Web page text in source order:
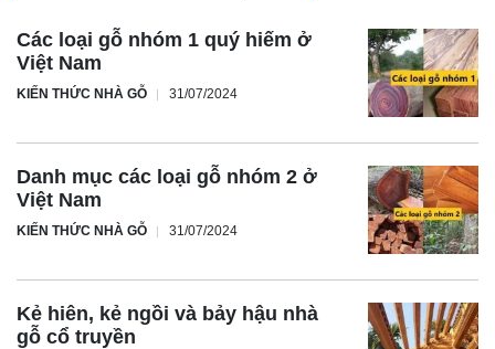
Các loại gỗ nhóm 1 quý hiếm ở
Việt Nam
KIẾN THỨC NHÀ GỖ 31/07/2024
Danh mục các loại gỗ nhóm 2 ở
Việt Nam
KIẾN THỨC NHÀ GỖ 31/07/2024
Kẻ hiên, kẻ ngồi và bảy hậu nhà
gỗ cổ truyền